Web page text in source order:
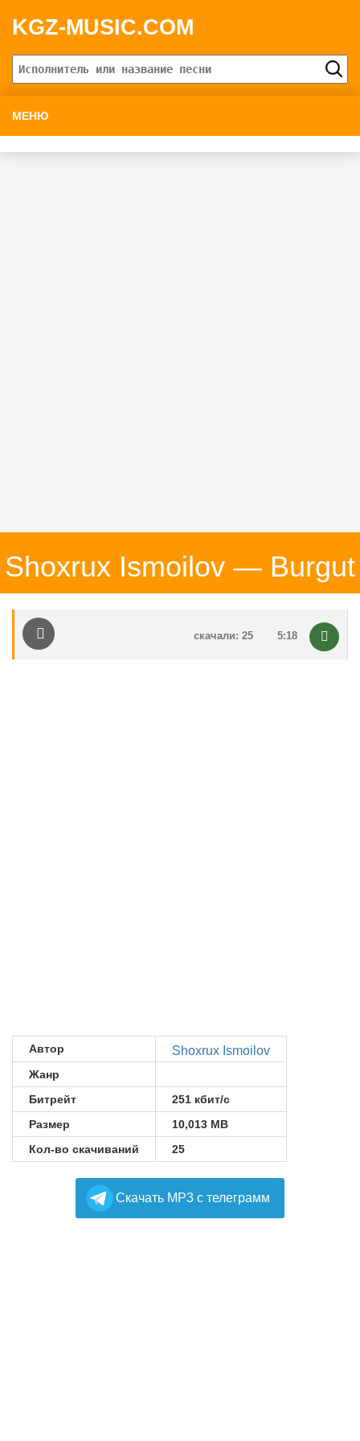
KGZ-MUSIC.COM
МЕНЮ
Shoxrux Ismoilov — Burgut
5:18
скачали: 25
Автор Shoxrux Ismoilov
Жанр
Битрейт
251 кбит/с
Размер
10,013 MB
Кол-во скачиваний
25
Cкачать MP3 с телеграмм